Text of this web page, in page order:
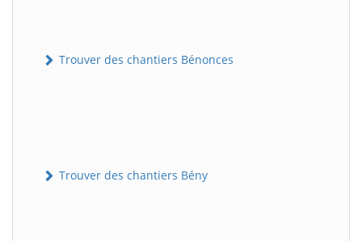
Trouver des chantiers Bénonces
Trouver des chantiers Bény